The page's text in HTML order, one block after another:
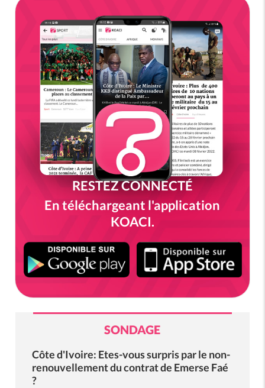
RESTEZ CONNECTÉ
En téléchargeant l'application
KOACI.
SONDAGE
Côte d'Ivoire: Etes-vous surpris par le non-
renouvellement du contrat de Emerse Faé
?